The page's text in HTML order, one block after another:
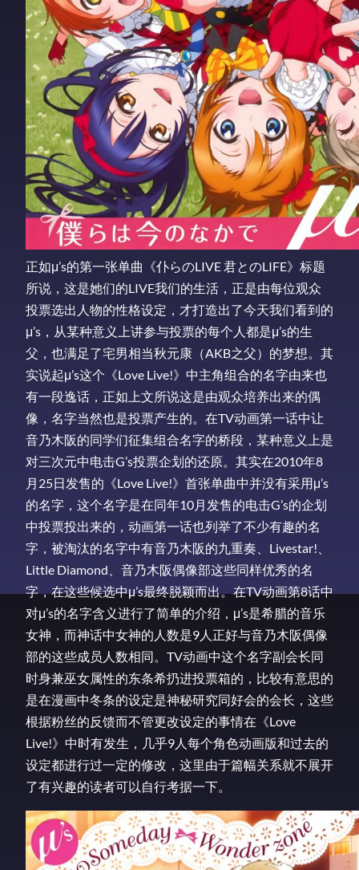
正如μ’s的第一张单曲《仆らのLIVE 君とのLIFE》标题
所说，这是她们的LIVE我们的生活，正是由每位观众
投票选出人物的性格设定，才打造出了今天我们看到的
μ’s，从某种意义上讲参与投票的每个人都是μ’s的生
父，也满足了宅男相当秋元康（AKB之父）的梦想。其
实说起μ’s这个《Love Live!》中主角组合的名字由来也
有一段逸话，正如上文所说这是由观众培养出来的偶
像，名字当然也是投票产生的。在TV动画第一话中让
音乃木阪的同学们征集组合名字的桥段，某种意义上是
对三次元中电击G’s投票企划的还原。其实在2010年8
月25日发售的《Love Live!》首张单曲中并没有采用μ’s
的名字，这个名字是在同年10月发售的电击G’s的企划
中投票投出来的，动画第一话也列举了不少有趣的名
字，被淘汰的名字中有音乃木阪的九重奏、Livestar!、
Little Diamond、音乃木阪偶像部这些同样优秀的名
字，在这些候选中μ’s最终脱颖而出。在TV动画第8话中
对μ’s的名字含义进行了简单的介绍，μ’s是希腊的音乐
女神，而神话中女神的人数是9人正好与音乃木阪偶像
部的这些成员人数相同。TV动画中这个名字副会长同
时身兼巫女属性的东条希扔进投票箱的，比较有意思的
是在漫画中冬条的设定是神秘研究同好会的会长，这些
根据粉丝的反馈而不管更改设定的事情在《Love
Live!》中时有发生，几乎9人每个角色动画版和过去的
设定都进行过一定的修改，这里由于篇幅关系就不展开
了有兴趣的读者可以自行考据一下。